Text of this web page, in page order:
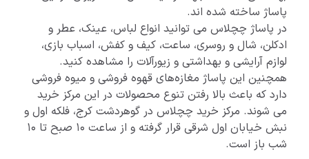
پاساژ ساخته شده اند.
در پاساژ چچلاس می توانید انواع لباس، عینک، عطر و
ادکلن، شال و روسری، ساعت، کیف و کفش، اسباب بازی،
لوازم آرایشی و بهداشتی و زیورآلات را مشاهده کنید.
همچنین این پاساژ مغازه‌های قهوه فروشی و میوه فروشی
دارد که باعث بالا رفتن تنوع محصولات در این مرکز خرید
می شوند. مرکز خرید چچلاس در گوهردشت کرج، فلکه اول و
نبش خیابان اول شرقی قرار گرفته و از ساعت 10 صبح تا 10
شب باز است.